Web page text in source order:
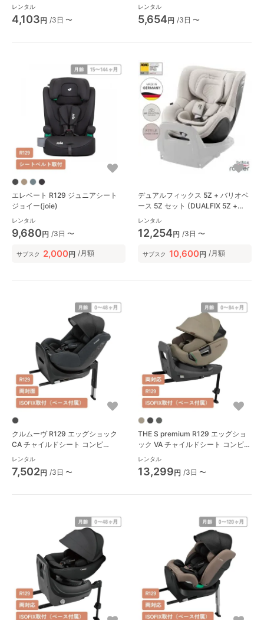
レンタル
4,103円 /3日 〜
(joie)
レンタル
5,654円 /3日 〜
エレベート R129 ジュニアシート
ジョイー(joie)
レンタル
9,680円 /3日 〜
サブスク 2,000円 /月額
デュアルフィックス 5Z + バリオベ
ース 5Z セット (DUALFIX 5Z +
VARIO BASE 5Z) チャイルドシート
ブリタックス(BRITAX)
レンタル
12,254円 /3日 〜
サブスク 10,600円 /月額
クルムーヴ R129 エッグショック
CA チャイルドシート コンビ
(Combi)
レンタル
7,502円 /3日 〜
THE S premium R129 エッグショ
ック VA チャイルドシート コンビ
(Combi)
レンタル
13,299円 /3日 〜